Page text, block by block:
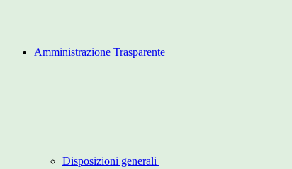
Amministrazione Trasparente
Disposizioni generali